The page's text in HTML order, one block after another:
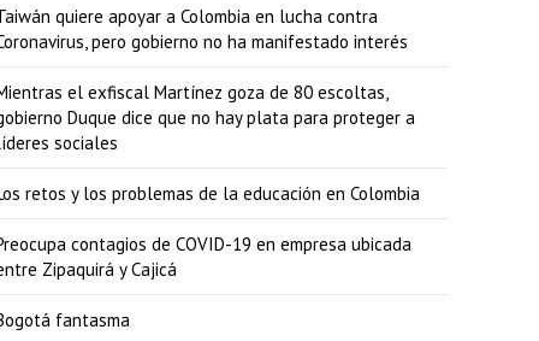
quiere apoyar a Colombia en lucha contra
pero gobierno no ha manifestado interés
el exfiscal Martínez goza de 80 escoltas,
Duque dice que no hay plata para proteger a
sociales
retos y los problemas de la educación en Colombia
contagios de COVID-19 en empresa ubicada
Zipaquirá y Cajicá
fantasma